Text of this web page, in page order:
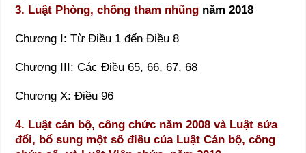
3. Luật Phòng, chống tham nhũng năm 2018
Chương I: Từ Điều 1 đến Điều 8
Chương III: Các Điều 65, 66, 67, 68
Chương X: Điều 96
4. Luật cán bộ, công chức năm 2008 và Luật sửa
đổi, bổ sung một số điều của Luật Cán bộ, công